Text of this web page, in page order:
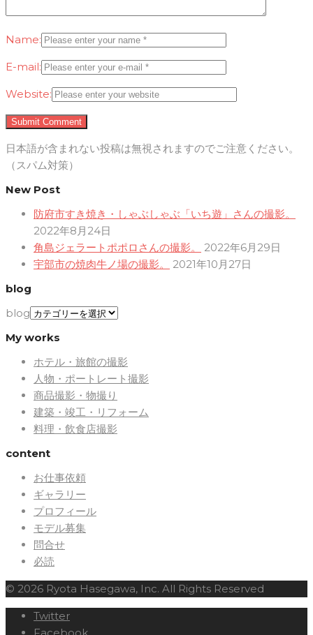
Name:
E-mail:
Website:
日本語が含まれない投稿は無視されますのでご注意ください。
（スパム対策）
New Post
防府市すき焼き・しゃぶしゃぶ「いち遊」さんの撮影。
2022年8月24日
角島ジェラートポポロさんの撮影。
2022年6月29日
宇部市の焼肉牛ノ場の撮影。
2021年10月27日
blog
blog
My works
ホテル・旅館の撮影
人物・ポートレート撮影
商品撮影・物撮り
建築・竣工・リフォーム
料理・飲食店撮影
content
お仕事依頼
ギャラリー
プロフィール
モデル募集
問合せ
必読
© 2026 Ryota Hasegawa, Inc. All Rights Reserved
Twitter
Facebook